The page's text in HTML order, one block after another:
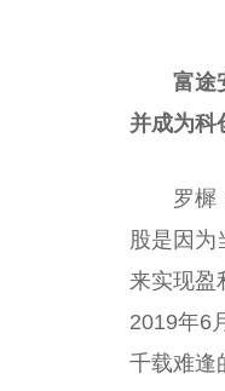
富途
并成为科
罗樨
股是因为
来实现盈
2019年6
千载难逢